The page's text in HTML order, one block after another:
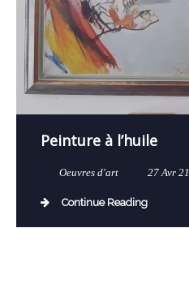
Peinture à l’huile
Oeuvres d'art 27 Avr 21
Continue Reading